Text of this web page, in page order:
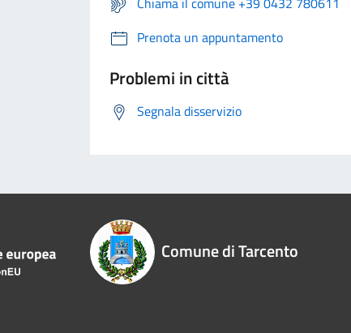
Prenota un appuntamento
Problemi in città
Segnala disservizio
Comune di Tarcento